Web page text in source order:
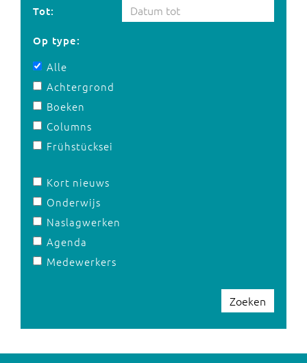
Tot:
Op type:
Alle
Achtergrond
Boeken
Columns
Frühstücksei
Kort nieuws
Onderwijs
Naslagwerken
Agenda
Medewerkers
Zoeken